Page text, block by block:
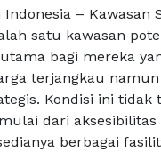
– Kawasan
satu kawasan
bagi mereka
terjangkau
Kondisi ini tidak
dari aksesibilitas
berbagai